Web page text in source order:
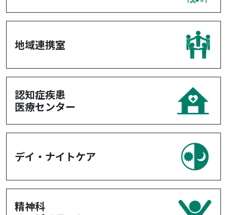
地域連携室
認知症疾患
医療センター
デイ・ナイトケア
精神科